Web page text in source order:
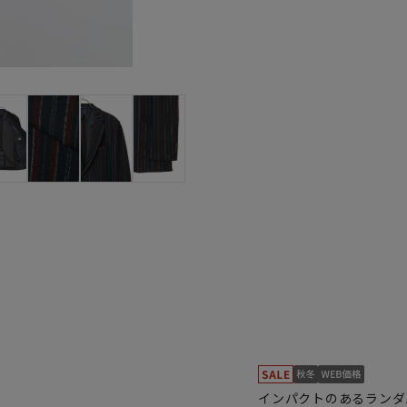
インパクトのあるラン